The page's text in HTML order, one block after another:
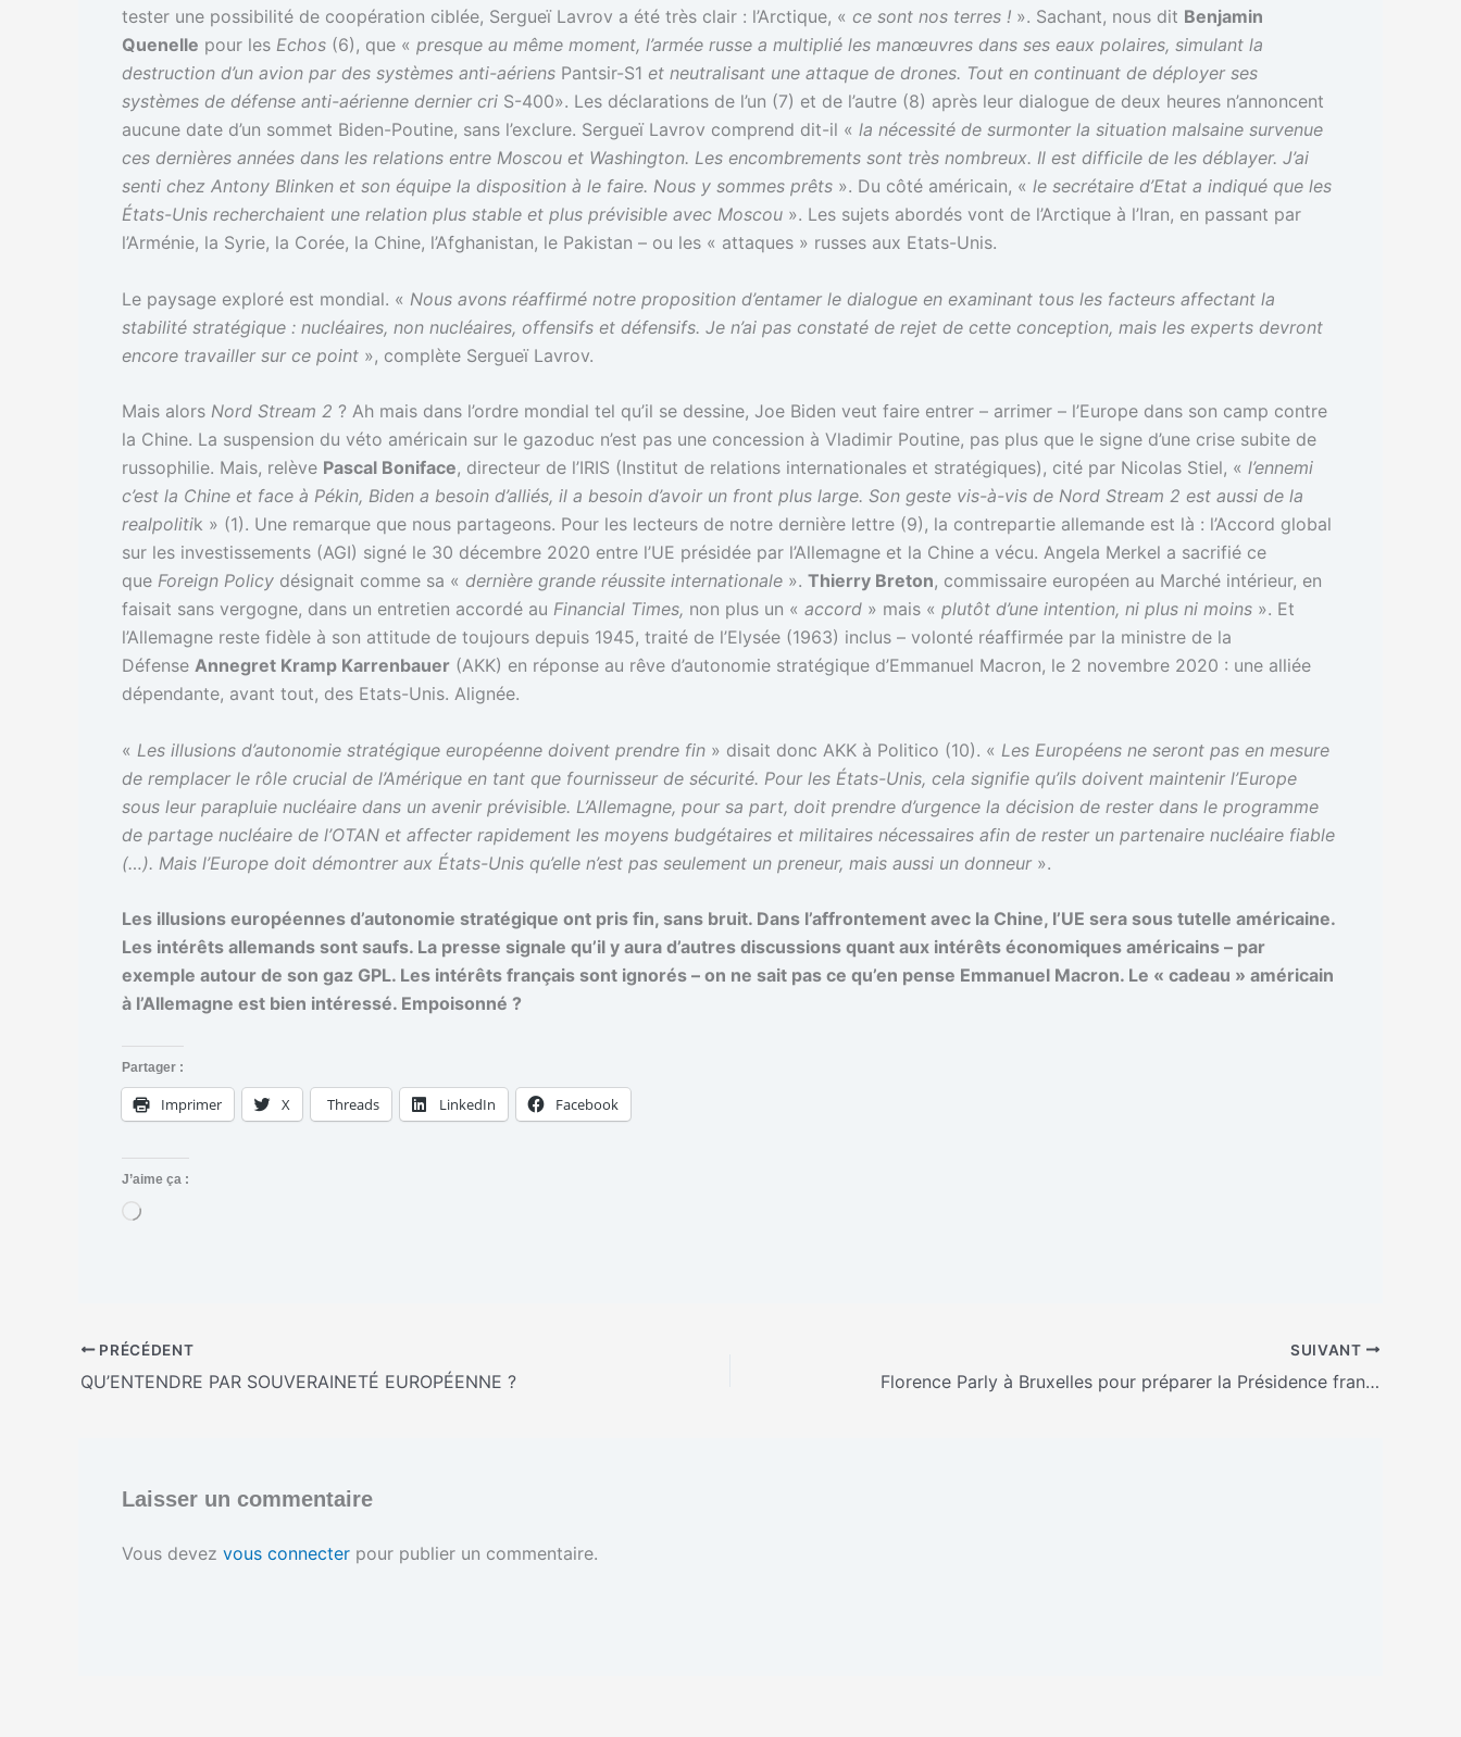
tester une possibilité de coopération ciblée, Sergueï Lavrov a été très clair : l’Arctique, « ce sont nos terres ! ». Sachant, nous dit Benjamin
Quenelle pour les Echos (6), que « presque au même moment, l’armée russe a multiplié les manœuvres dans ses eaux polaires, simulant la
destruction d’un avion par des systèmes anti-aériens Pantsir-S1 et neutralisant une attaque de drones. Tout en continuant de déployer ses
systèmes de défense anti-aérienne dernier cri S-400». Les déclarations de l’un (7) et de l’autre (8) après leur dialogue de deux heures n’annoncent
aucune date d’un sommet Biden-Poutine, sans l’exclure. Sergueï Lavrov comprend dit-il « la nécessité de surmonter la situation malsaine survenue
ces dernières années dans les relations entre Moscou et Washington. Les encombrements sont très nombreux. Il est difficile de les déblayer. J’ai
senti chez Antony Blinken et son équipe la disposition à le faire. Nous y sommes prêts ». Du côté américain, « le secrétaire d’Etat a indiqué que les
États-Unis recherchaient une relation plus stable et plus prévisible avec Moscou ». Les sujets abordés vont de l’Arctique à l’Iran, en passant par
l’Arménie, la Syrie, la Corée, la Chine, l’Afghanistan, le Pakistan – ou les « attaques » russes aux Etats-Unis.
Le paysage exploré est mondial. « Nous avons réaffirmé notre proposition d’entamer le dialogue en examinant tous les facteurs affectant la
stabilité stratégique : nucléaires, non nucléaires, offensifs et défensifs. Je n’ai pas constaté de rejet de cette conception, mais les experts devront
encore travailler sur ce point », complète Sergueï Lavrov.
Mais alors Nord Stream 2 ? Ah mais dans l’ordre mondial tel qu’il se dessine, Joe Biden veut faire entrer – arrimer – l’Europe dans son camp contre
la Chine. La suspension du véto américain sur le gazoduc n’est pas une concession à Vladimir Poutine, pas plus que le signe d’une crise subite de
russophilie. Mais, relève Pascal Boniface, directeur de l’IRIS (Institut de relations internationales et stratégiques), cité par Nicolas Stiel, « l’ennemi
c’est la Chine et face à Pékin, Biden a besoin d’alliés, il a besoin d’avoir un front plus large. Son geste vis-à-vis de Nord Stream 2 est aussi de la
realpolitik » (1). Une remarque que nous partageons. Pour les lecteurs de notre dernière lettre (9), la contrepartie allemande est là : l’Accord global
sur les investissements (AGI) signé le 30 décembre 2020 entre l’UE présidée par l’Allemagne et la Chine a vécu. Angela Merkel a sacrifié ce
que Foreign Policy désignait comme sa « dernière grande réussite internationale ». Thierry Breton, commissaire européen au Marché intérieur, en
faisait sans vergogne, dans un entretien accordé au Financial Times, non plus un « accord » mais « plutôt d’une intention, ni plus ni moins ». Et
l’Allemagne reste fidèle à son attitude de toujours depuis 1945, traité de l’Elysée (1963) inclus – volonté réaffirmée par la ministre de la
Défense Annegret Kramp Karrenbauer (AKK) en réponse au rêve d’autonomie stratégique d’Emmanuel Macron, le 2 novembre 2020 : une alliée
dépendante, avant tout, des Etats-Unis. Alignée.
« Les illusions d’autonomie stratégique européenne doivent prendre fin » disait donc AKK à Politico (10). « Les Européens ne seront pas en mesure
de remplacer le rôle crucial de l’Amérique en tant que fournisseur de sécurité. Pour les États-Unis, cela signifie qu’ils doivent maintenir l’Europe
sous leur parapluie nucléaire dans un avenir prévisible. L’Allemagne, pour sa part, doit prendre d’urgence la décision de rester dans le programme
de partage nucléaire de l’OTAN et affecter rapidement les moyens budgétaires et militaires nécessaires afin de rester un partenaire nucléaire fiable
(…). Mais l’Europe doit démontrer aux États-Unis qu’elle n’est pas seulement un preneur, mais aussi un donneur».
Les illusions européennes d’autonomie stratégique ont pris fin, sans bruit. Dans l’affrontement avec la Chine, l’UE sera sous tutelle américaine.
Les intérêts allemands sont saufs. La presse signale qu’il y aura d’autres discussions quant aux intérêts économiques américains – par
exemple autour de son gaz GPL. Les intérêts français sont ignorés – on ne sait pas ce qu’en pense Emmanuel Macron. Le « cadeau » américain
à l’Allemagne est bien intéressé. Empoisonné ?
Partager :
Imprimer X Threads LinkedIn Facebook
J’aime ça :
C
e
n
PRÉCÉDENT
QU’ENTENDRE PAR SOUVERAINETÉ EUROPÉENNE ?
SUIVANT
Florence Parly à Bruxelles pour préparer la Présidence française de l’Union européenne en 2022
Laisser un commentaire
Vous devez vous connecter pour publier un commentaire.